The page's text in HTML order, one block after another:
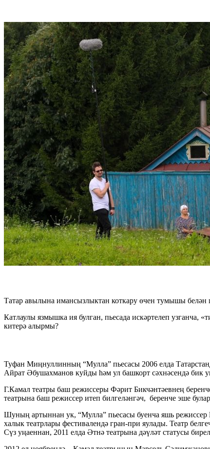
Татар авылына имансызлыктан коткару өчен тумышы
Катлаулы язмышка ия булган, пьесада искәртелеп
китерә алырмы?
Туфан Миңнуллинның “Мулла” пьесасы 2006 елда
Айрат Әбушахманов куйды һәм ул башкорт сәхнәсендә бик
Г.Камал театры баш режиссеры Фәрит Бикчәнтәевнең
театрына баш режиссер итеп билгеләнгәч, беренче эше
Шуның артыннан ук, “Мулла” пьесасы буенча яшь режиссер
халык театрлары фестивалендә гран-при яулады. Театр
Сүз уңаеннан, 2011 елда Әтнә театрына дәүләт статусы